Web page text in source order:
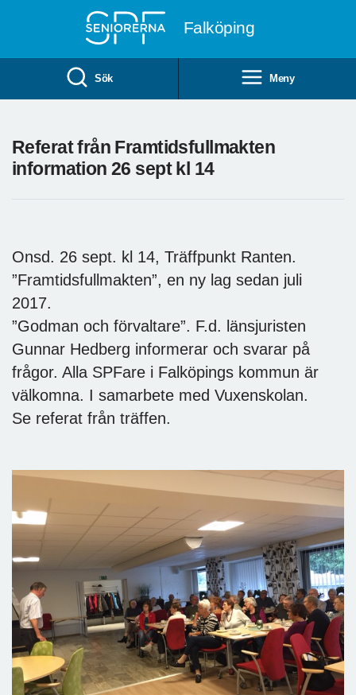
Falköping
Sök Meny
Referat från Framtidsfullmakten
information 26 sept kl 14
Onsd. 26 sept. kl 14, Träffpunkt Ranten.
”Framtidsfullmakten”, en ny lag sedan juli
2017.
”Godman och förvaltare”. F.d. länsjuristen
Gunnar Hedberg informerar och svarar på
frågor. Alla SPFare i Falköpings kommun är
välkomna. I samarbete med Vuxenskolan.
Se referat från träffen.